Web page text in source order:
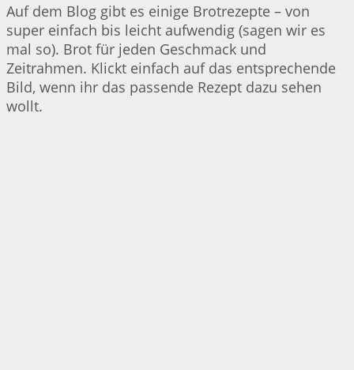
Auf dem Blog gibt es einige Brotrezepte – von
super einfach bis leicht aufwendig (sagen wir es
mal so). Brot für jeden Geschmack und
Zeitrahmen. Klickt einfach auf das entsprechende
Bild, wenn ihr das passende Rezept dazu sehen
wollt.